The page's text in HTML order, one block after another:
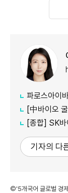
파로스아이
[中바이오 굴기,
[종합] SK바이
기자의 다
©'5개국어 글로벌 경제